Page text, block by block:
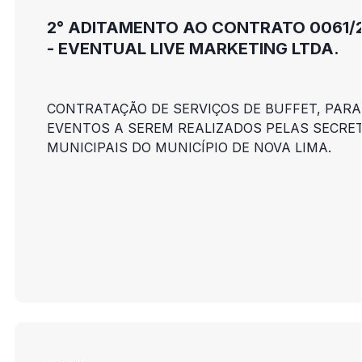
2° ADITAMENTO AO CONTRATO
- EVENTUAL LIVE MARKETING LTDA.
CONTRATAÇÃO DE SERVIÇOS DE BUFFET, PARA
EVENTOS A SEREM REALIZADOS PELAS
MUNICIPAIS DO MUNICÍPIO DE NOVA LIMA.